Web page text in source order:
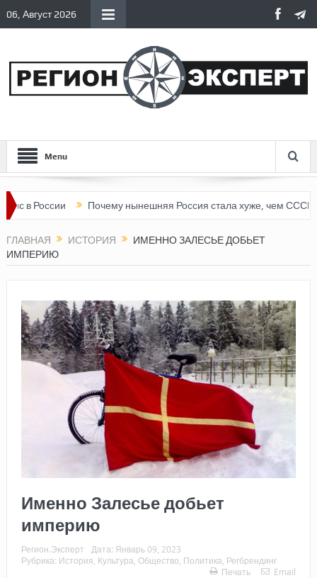
06, Август 2026
Menu
Почему нынешняя Россия стала хуже, чем СССР?
ГЛАВНАЯ ИСТОРИЯ
ИМЕННО ЗАЛЕСЬЕ ДОБЬЕТ
ИМПЕРИЮ
Именно Залесье добьет
империю
Регион.Эксперт Дата: Январь 09, 2023
Рубрика: История Культура Общество Политика Регбрендинг
Печать
Email